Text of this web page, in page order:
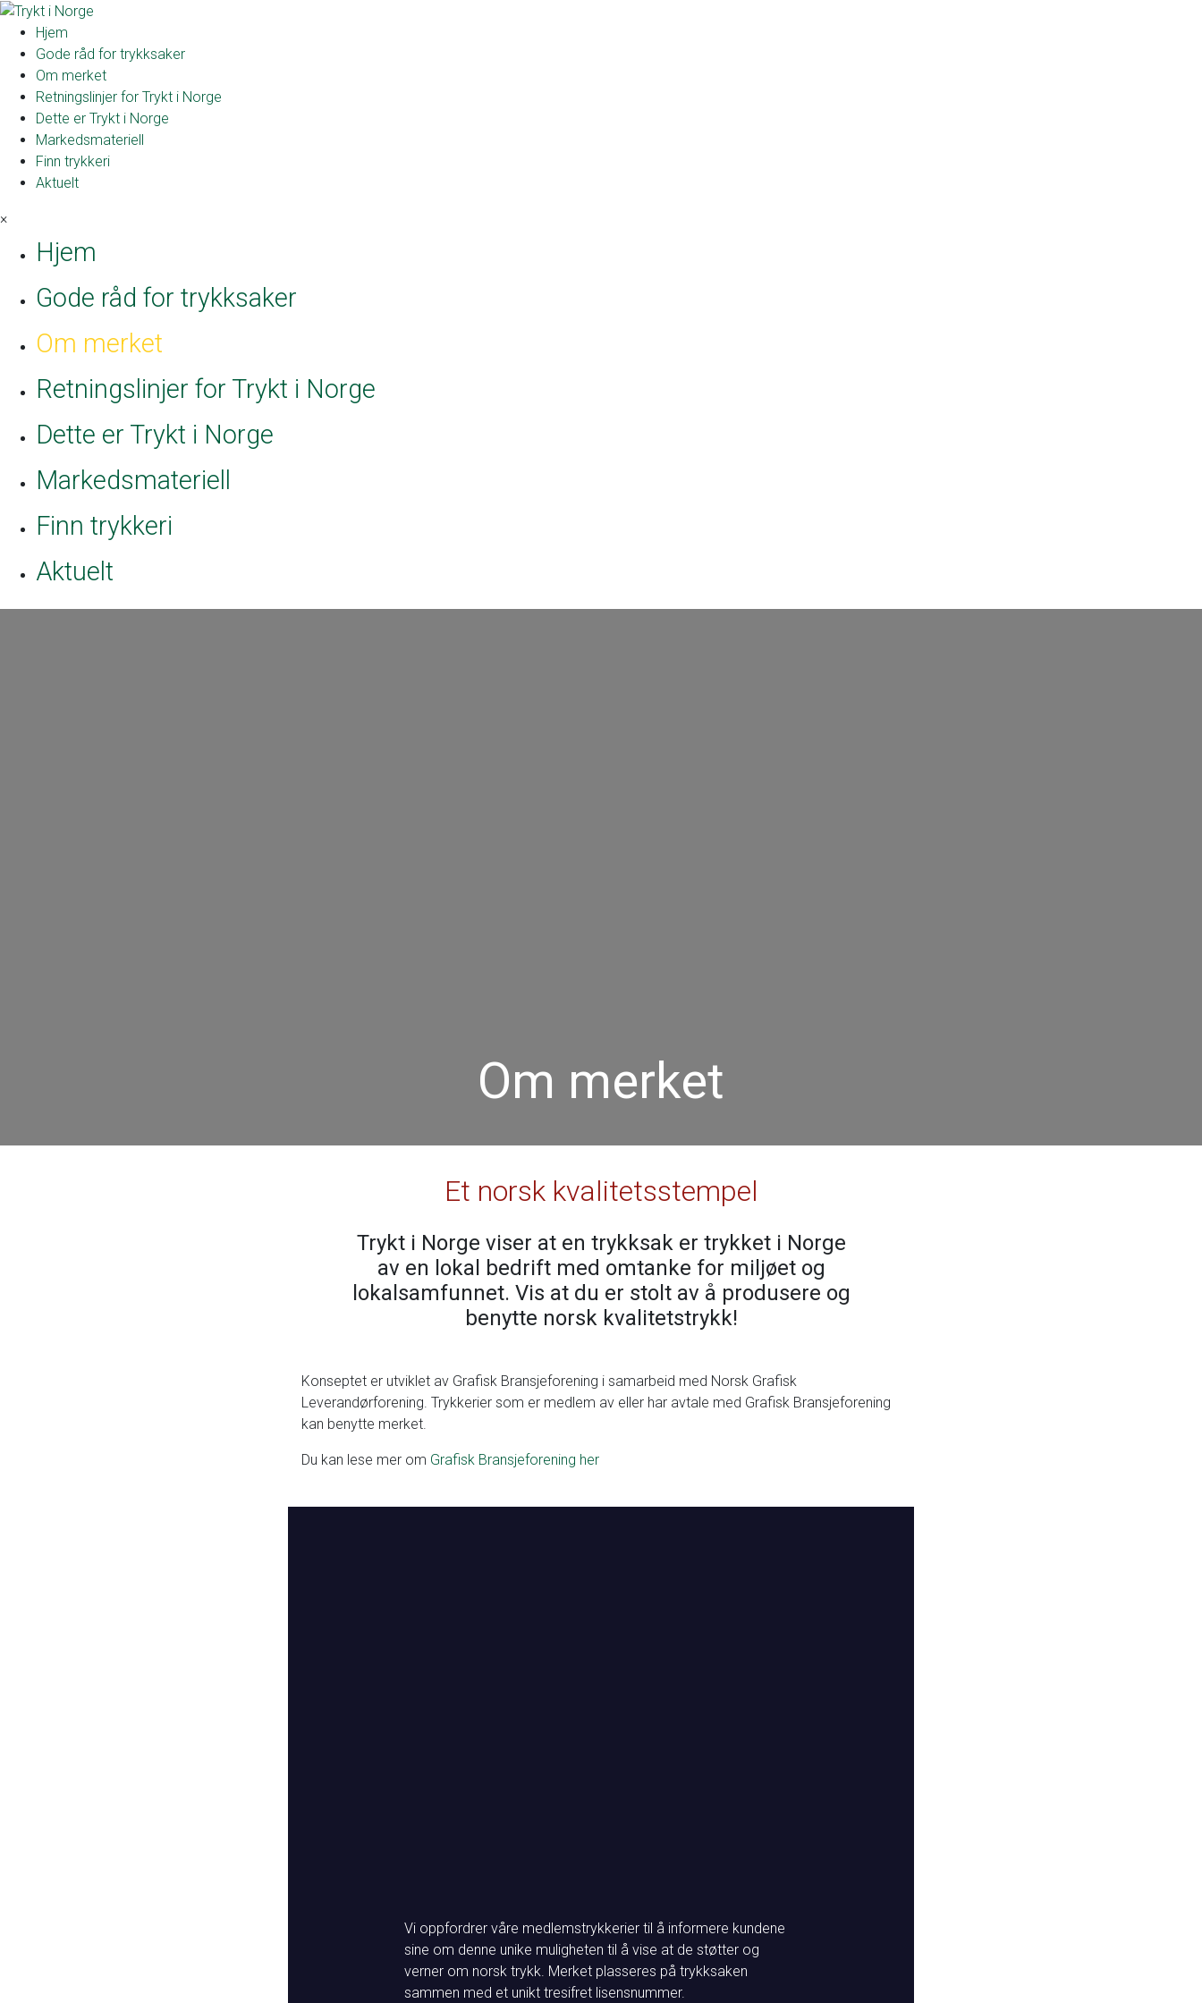
Hjem
Gode råd for trykksaker
Om merket
Retningslinjer for Trykt i Norge
Dette er Trykt i Norge
Markedsmateriell
Finn trykkeri
Aktuelt
×
Hjem
Gode råd for trykksaker
Om merket
Retningslinjer for Trykt i Norge
Dette er Trykt i Norge
Markedsmateriell
Finn trykkeri
Aktuelt
Om merket
Et norsk kvalitetsstempel
Trykt i Norge viser at en trykksak er trykket i Norge
av en lokal bedrift med omtanke for miljøet og
lokalsamfunnet. Vis at du er stolt av å produsere og
benytte norsk kvalitetstrykk!
Konseptet er utviklet av Grafisk Bransjeforening i samarbeid med Norsk Grafisk
Leverandørforening. Trykkerier som er medlem av eller har avtale med Grafisk Bransjeforening
kan benytte merket.
Du kan lese mer om Grafisk Bransjeforening her
Vi oppfordrer våre medlemstrykkerier til å informere kundene
sine om denne unike muligheten til å vise at de støtter og
verner om norsk trykk. Merket plasseres på trykksaken
sammen med et unikt tresifret lisensnummer.